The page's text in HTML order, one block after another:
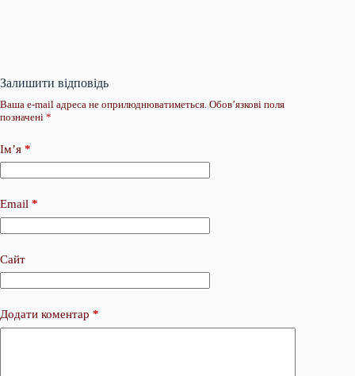
Залишити відповідь
Ваша e-mail адреса не оприлюднюватиметься. Обов’язкові поля
позначені *
Ім’я *
Email *
Сайт
Додати коментар *